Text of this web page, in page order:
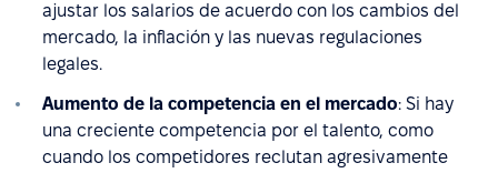
ajustar los salarios de acuerdo con los cambios del
mercado, la inflación y las nuevas regulaciones
legales.
Aumento de la competencia en el mercado: Si hay
una creciente competencia por el talento, como
cuando los competidores reclutan agresivamente